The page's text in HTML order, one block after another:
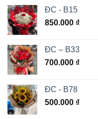
ĐC - B15
850.000 ₫
ĐC – B33
700.000 ₫
ĐC - B78
500.000 ₫